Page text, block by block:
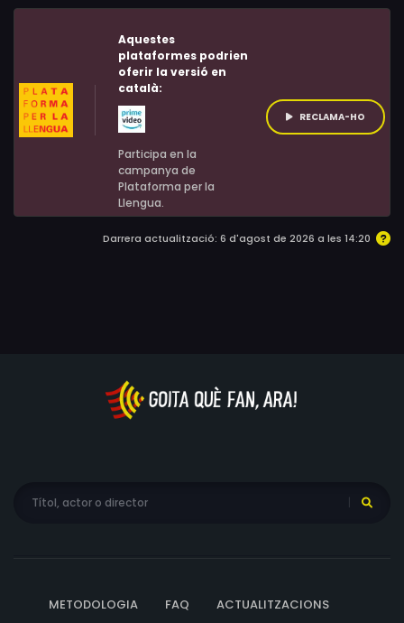
Aquestes
plataformes podrien
oferir la versió en
català:
Participa en la
campanya de
Plataforma per la
Llengua.
RECLAMA-HO
Darrera actualització: 6 d'agost de 2026 a les 14:20
METODOLOGIA FAQ
ACTUALITZACIONS